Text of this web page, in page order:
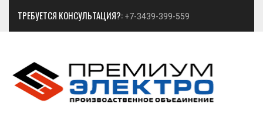
ТРЕБУЕТСЯ КОНСУЛЬТАЦИЯ?: +7-3439-399-559